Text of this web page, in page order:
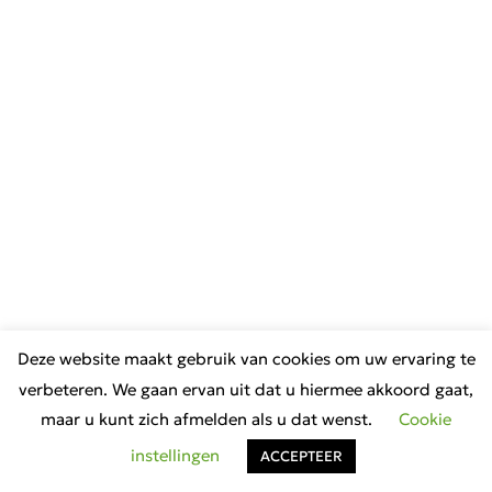
Deze website maakt gebruik van cookies om uw ervaring te
verbeteren. We gaan ervan uit dat u hiermee akkoord gaat,
maar u kunt zich afmelden als u dat wenst.
Cookie
instellingen
ACCEPTEER